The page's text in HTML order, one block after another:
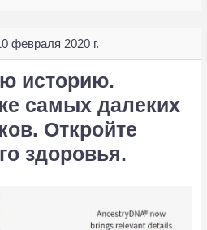
февраля 2020 г.
историю.
самых далеких
Откройте
здоровья.